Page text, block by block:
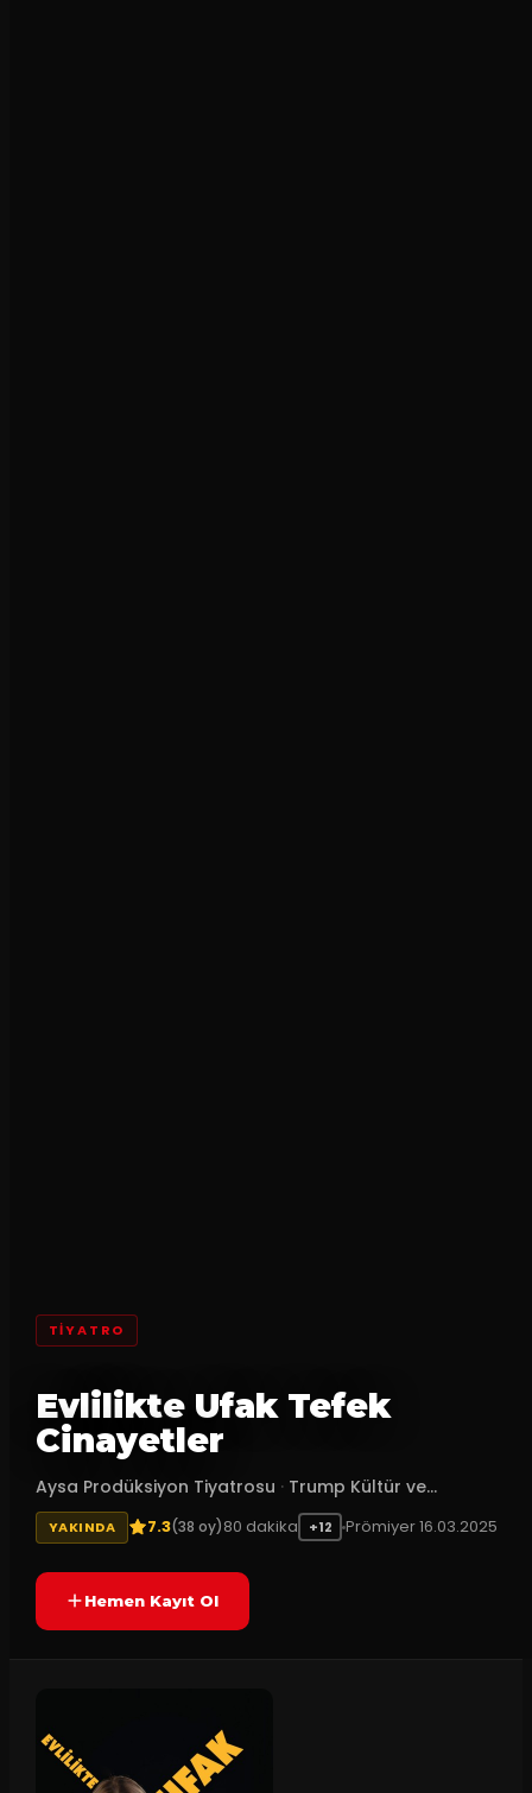
TİYATRO
Evlilikte Ufak Tefek
Cinayetler
Aysa Prodüksiyon Tiyatrosu · Trump Kültür ve...
YAKINDA 7.3(38 oy)80 dakika +12 Prömiyer16.03.2025
Hemen Kayıt Ol